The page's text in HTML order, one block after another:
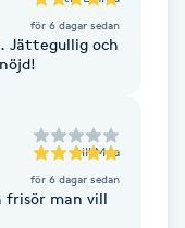
för 6 dagar sedan
Jättegullig och
till Moa
för 6 dagar sedan
frisör man vill